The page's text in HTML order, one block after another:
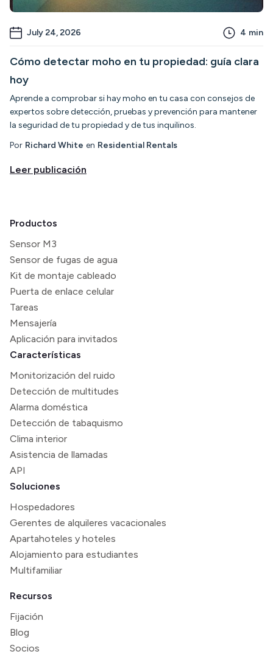
July 24, 2026 4 min
Cómo detectar moho en tu propiedad: guía clara
hoy
Aprende a comprobar si hay moho en tu casa con consejos de
expertos sobre detección, pruebas y prevención para mantener
la seguridad de tu propiedad y de tus inquilinos.
Por Richard White en Residential Rentals
Leer publicación
Productos
Sensor M3
Sensor de fugas de agua
Kit de montaje cableado
Puerta de enlace celular
Tareas
Mensajería
Aplicación para invitados
Características
Monitorización del ruido
Detección de multitudes
Alarma doméstica
Detección de tabaquismo
Clima interior
Asistencia de llamadas
API
Soluciones
Hospedadores
Gerentes de alquileres vacacionales
Apartahoteles y hoteles
Alojamiento para estudiantes
Multifamiliar
Recursos
Fijación
Blog
Socios